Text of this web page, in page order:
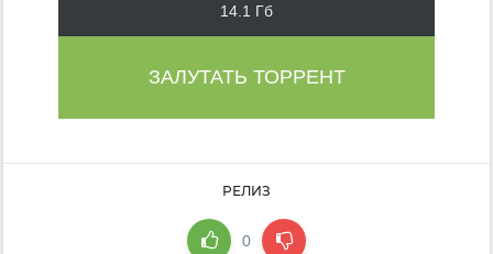
14.1 Гб
ЗАЛУТАТЬ ТОРРЕНТ
РЕЛИЗ
0